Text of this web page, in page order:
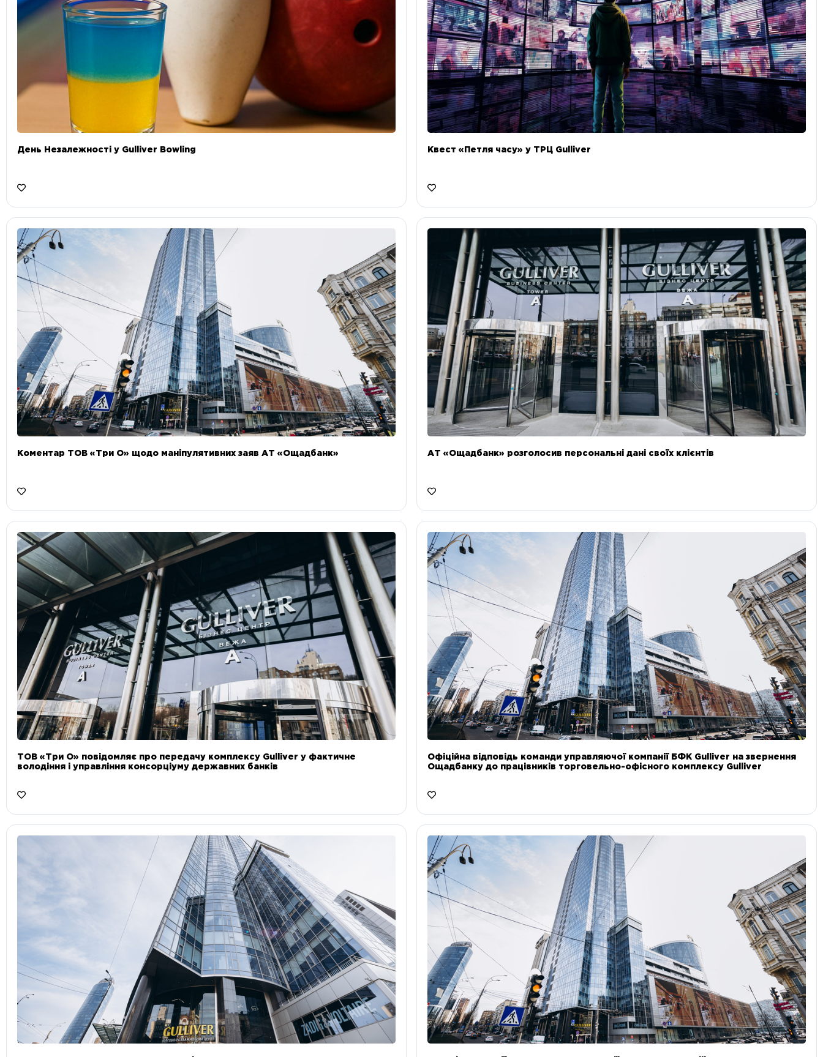
День Незалежності у Gulliver Bowling Квест «Петля часу» у ТРЦ Gulliver
Коментар ТОВ «Три О» щодо маніпулятивних заяв АТ «Ощадбанк» АТ «Ощадбанк» розголосив персональні дані своїх клієнтів
ТОВ «Три О» повідомляє про передачу комплексу Gulliver у фактичне
володіння і управління консорціуму державних банків
Офіційна відповідь команди управляючої компанії БФК Gulliver на звернення
Ощадбанку до працівників торговельно-офісного комплексу Gulliver